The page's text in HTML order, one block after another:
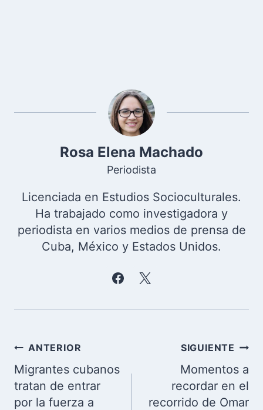
Rosa Elena Machado
Periodista
Licenciada en Estudios Socioculturales.
Ha trabajado como investigadora y
periodista en varios medios de prensa de
Cuba, México y Estados Unidos.
Navegación
de
entradas
ANTERIOR
Migrantes cubanos
tratan de entrar
por la fuerza a
SIGUIENTE
Momentos a
recordar en el
recorrido de Omar